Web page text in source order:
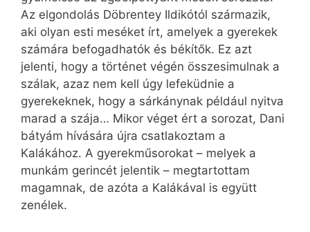
Az elgondolás Döbrentey Ildikótól származik,
aki olyan esti meséket írt, amelyek a gyerekek
számára befogadhatók és békítők. Ez azt
jelenti, hogy a történet végén összesimulnak a
szálak, azaz nem kell úgy lefeküdnie a
gyerekeknek, hogy a sárkánynak például nyitva
marad a szája… Mikor véget ért a sorozat, Dani
bátyám hívására újra csatlakoztam a
Kalákához. A gyerekműsorokat – melyek a
munkám gerincét jelentik – megtartottam
magamnak, de azóta a Kalákával is együtt
zenélek.